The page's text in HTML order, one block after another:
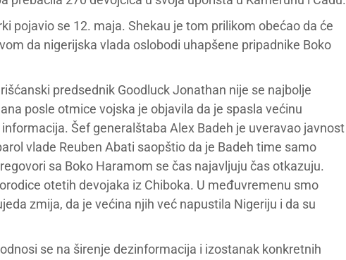
pojavio se 12. maja. Shekau je tom prilikom obećao da će
da nigerijska vlada oslobodi uhapšene pripadnike Boko
predsednik Goodluck Jonathan nije se najbolje
posle otmice vojska je objavila da je spasla većinu
Šef generalštaba Alex Badeh je uveravao javnost
vlade Reuben Abati saopštio da je Badeh time samo
sa Boko Haramom se čas najavljuju čas otkazuju.
otetih devojaka iz Chiboka. U međuvremenu smo
zmija, da je većina njih već napustila Nigeriju i da su
se na širenje dezinformacija i izostanak konkretnih